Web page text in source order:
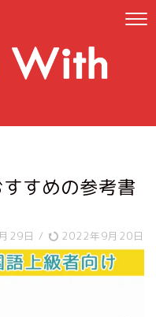
すめの参考書
29日 / 2022年9月20日